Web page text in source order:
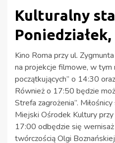
Kulturalny
Kino Roma przy ul.
na projekcje filmowe, w tym
początkujących” o 14:30
Również o 17:50 będzie
Strefa zagrożenia”.
Miejski Ośrodek Kultury
17:00 odbędzie się
twórczością Olgi